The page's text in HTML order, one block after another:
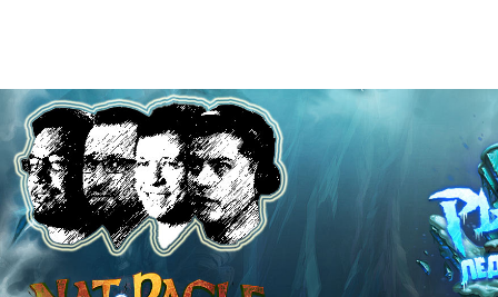
Hearthstone.